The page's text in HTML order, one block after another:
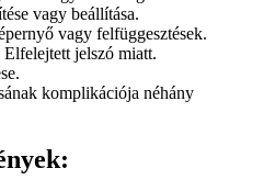
vagy beállítása.
vagy felfüggesztések.
jelszó miatt.
komplikációja néhány